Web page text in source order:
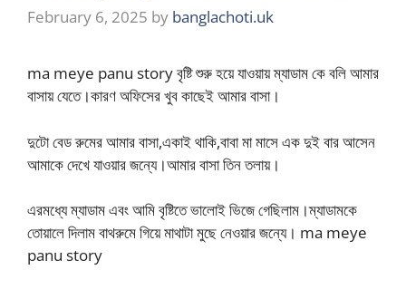
February 6, 2025 by banglachoti.uk
ma meye panu story বৃষ্টি শুরু হয়ে যাওয়ায় ম্যাডাম কে বলি আমার
বাসায় যেতে।কারণ অফিসের খুব কাছেই আমার বাসা।
দুটো বেড রুমের আমার বাসা,একাই থাকি,বাবা মা মাসে এক দুই বার আসেন
আমাকে দেখে যাওয়ার জন্যে।আমার বাসা তিন তলায়।
এরমধ্যে ম্যাডাম এবং আমি বৃষ্টিতে ভালোই ভিজে গেছিলাম।ম্যাডামকে
তোয়ালে দিলাম বাথরুমে গিয়ে মাথাটা মুছে নেওয়ার জন্যে। ma meye
panu story